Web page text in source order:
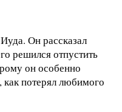
Он рассказал
решился отпустить
он особенно
как потерял любимого